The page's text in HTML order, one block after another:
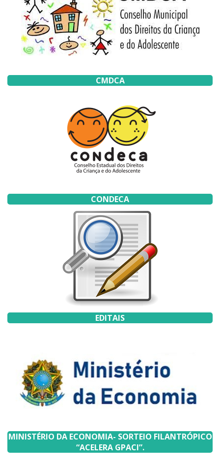
CMDCA
CONDECA
EDITAIS
MINISTÉRIO DA ECONOMIA- SORTEIO FILANTRÓPICO
“ACELERA GPACI”.